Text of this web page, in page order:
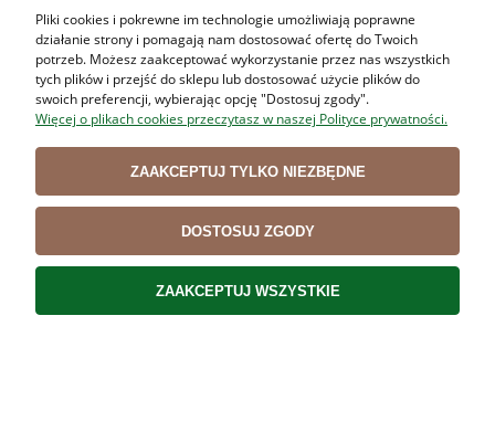
Opinie o produkcie (3)
Wyświetlane są wszystkie opinie (pozytywne i negatywne). Nie weryfikujemy,
czy pochodzą one od klientów, którzy kupili dany produkt.
Edward
Pliki cookies i pokrewne im technologie umożliwiają poprawne
działanie strony i pomagają nam dostosować ofertę do Twoich
potrzeb. Możesz zaakceptować wykorzystanie przez nas wszystkich
tych plików i przejść do sklepu lub dostosować użycie plików do
swoich preferencji, wybierając opcję "Dostosuj zgody".
Więcej o plikach cookies przeczytasz w naszej Polityce prywatności.
ZAAKCEPTUJ TYLKO NIEZBĘDNE
DOSTOSUJ ZGODY
ZAAKCEPTUJ WSZYSTKIE